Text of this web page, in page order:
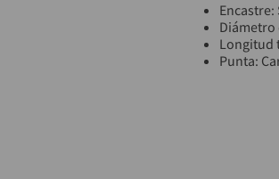
Encastre:
Diámetro
Longitud
Punta: